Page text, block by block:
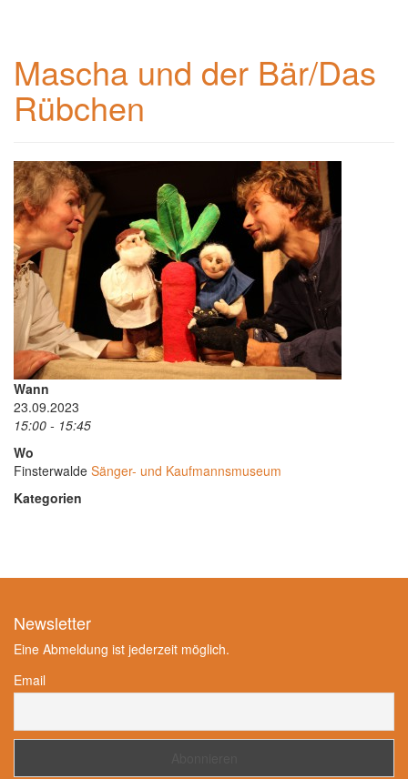
Mascha und der Bär/Das
Rübchen
Wann
23.09.2023
15:00 - 15:45
Wo
Finsterwalde Sänger- und Kaufmannsmuseum
Kategorien
Newsletter
Eine Abmeldung ist jederzeit möglich.
Email